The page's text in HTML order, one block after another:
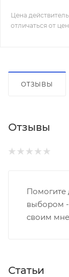
Цена
отличаться от
ОТЗЫВЫ
Отзывы
Помогите
выбором -
своим
Статьи